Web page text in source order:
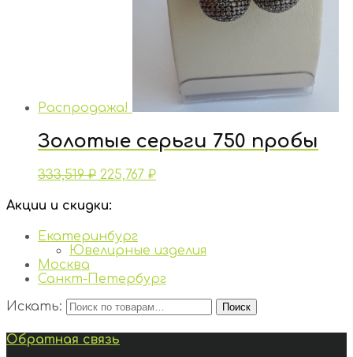
Распродажа!
Золотые серьги 750 пробы
333,519₽ 225,767 ₽
Акции и скидки:
Екатеринбург
Ювелирные изделия
Москва
Санкт-Петербург
Искать:
Поиск
Обратная связь